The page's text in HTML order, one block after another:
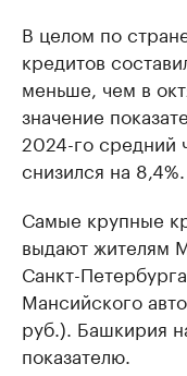
В целом по
кредитов
меньше, чем в
значение
2024-го средний
снизился на 8,4%.
Самые крупные
выдают жителям
Санкт-
Мансийского
руб.). Башкирия
показателю.